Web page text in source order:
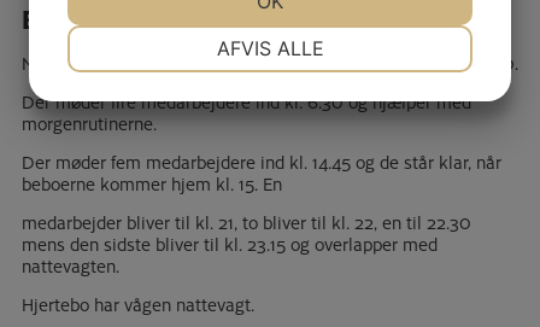
Bemanding:
Nattevagten kommer kl. 23.00 og går næste morgen kl. 07.00.
Der møder fire medarbejdere ind kl. 6.30 og hjælper med
morgenrutinerne.
Der møder fem medarbejdere ind kl. 14.45 og de står klar, når
beboerne kommer hjem kl. 15. En
medarbejder bliver til kl. 21, to bliver til kl. 22, en til 22.30
mens den sidste bliver til kl. 23.15 og overlapper med
nattevagten.
Hjertebo har vågen nattevagt.
MARKETING
AFVIS ALLE